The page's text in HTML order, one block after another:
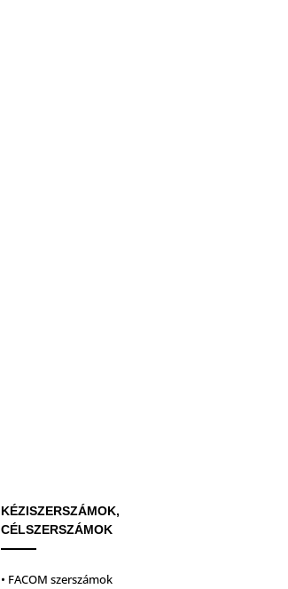
KÉZISZERSZÁMOK,
CÉLSZERSZÁMOK
• FACOM szerszámok